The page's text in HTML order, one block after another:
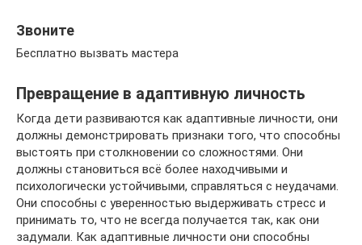
Звоните
Бесплатно вызвать мастера
Превращение в адаптивную личность
Когда дети развиваются как адаптивные личности, они
должны демонстрировать признаки того, что способны
выстоять при столкновении со сложностями. Они
должны становиться всё более находчивыми и
психологически устойчивыми, справляться с неудачами.
Они способны с уверенностью выдерживать стресс и
принимать то, что не всегда получается так, как они
задумали. Как адаптивные личности они способны